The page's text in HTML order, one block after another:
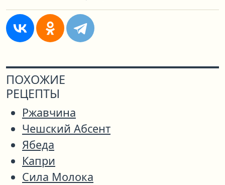
ПОХОЖИЕ
РЕЦЕПТЫ
Ржавчина
Чешский Абсент
Ябеда
Капри
Сила Молока